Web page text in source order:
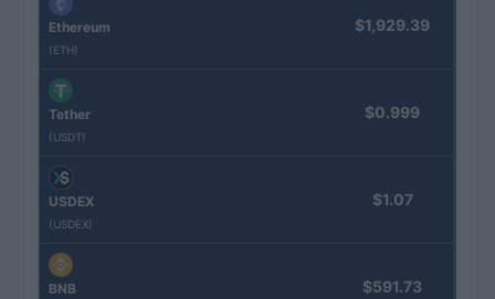
Ethereum
(ETH)
$1,929.39
Tether
(USDT)
$0.999
USDEX
(USDEX)
$1.07
BNB $591.73